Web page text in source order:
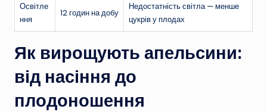
Освітле
ння
12 годин на добу
Недостатність світла — менше
цукрів у плодах
Як вирощують апельсини:
від насіння до
плодоношення